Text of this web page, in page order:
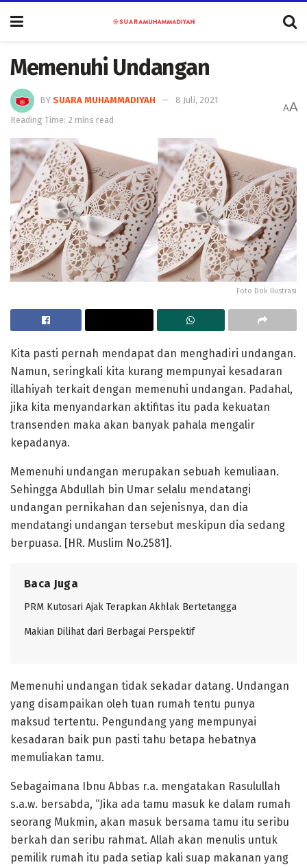
Memenuhi Undangan
BY SUARA MUHAMMADIYAH
8 Juli, 2021
Reading Time: 2 mins read
AA
Foto Dok Ilustrasi
Kita pasti pernah mendapat dan menghadiri undangan.
Namun, seringkali kita kurang mempunyai kesadaran
illahiyah terkait dengan memenuhi undangan. Padahal,
jika kita menyandarkan aktifitas itu pada kekuatan
transenden maka akan banyak pahala mengalir
kepadanya.
Memenuhi undangan merupakan sebuah kemuliaan.
Sehingga Abdullah bin Umar selalu mendatangi
undangan pernikahan dan sejenisnya, dan dia
mendatangi undangan tersebut meskipun dia sedang
berpuasa. [HR. Muslim No.2581].
Baca Juga
PRM Kutosari Ajak Terapkan Akhlak Bertetangga
Makian Dilihat dari Berbagai Perspektif
Memenuhi undangan tidak sekadar datang. Undangan
yang disampaikan oleh tuan rumah tentu punya
maksud tertentu. Pengundang yang mempunyai
kesadaran baik pun pasti tahu betapa hebatnya
memuliakan tamu.
Sebagaimana Ibnu Abbas r.a. mengatakan Rasulullah
s.a.w. bersabda, “Jika ada tamu masuk ke dalam rumah
seorang Mukmin, akan masuk bersama tamu itu seribu
berkah dan seribu rahmat. Allah akan menulis untuk
pemilik rumah itu pada setiap kali suap makanan yang